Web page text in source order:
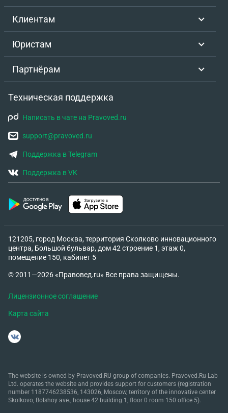
Клиентам
Юристам
Партнёрам
Техническая поддержка
Написать в чате на Pravoved.ru
support@pravoved.ru
Поддержка в Telegram
Поддержка в VK
121205, город Москва, территория Сколково инновационного
центра, Большой бульвар, дом 42 строение 1, этаж 0,
помещение 150, кабинет 5
© 2011—2026 «Правовед.ru» Все права защищены.
Лицензионное соглашение
Карта сайта
The website is owned by Pravoved.RU group of companies. Pravoved.Ru Lab
Ltd. operates the website and provides support for customers (registration
number 1187746238536, 143026, Moscow, territory of the innovative center
Skolkovo, Bolshoy ave., house 42 building 1, floor 0 room 150 office 5).